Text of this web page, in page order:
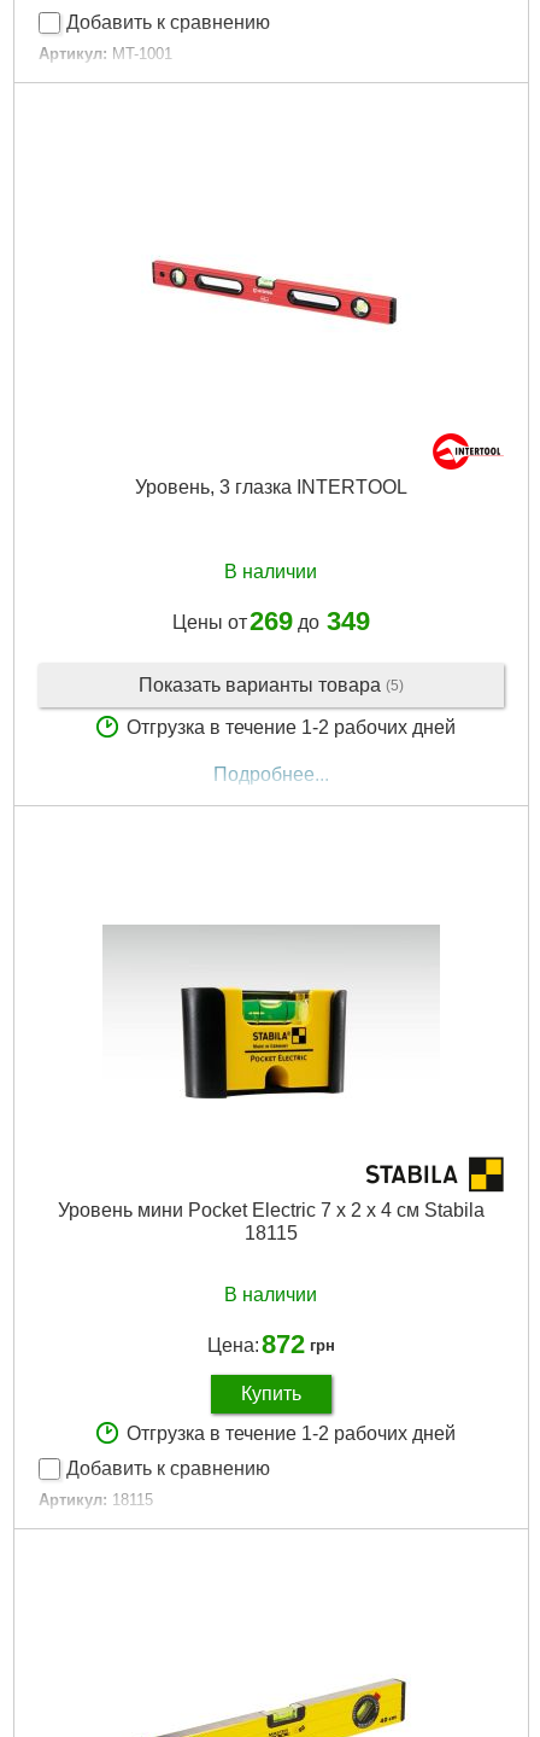
Добавить к сравнению
Артикул: MT-1001
Код товара: 10.01.19
Подробнее...
Уровень, 3 глазка INTERTOOL
В наличии
Цены от269до 349
Показать варианты товара (5)
Отгрузка в течение 1-2 рабочих дней
Подробнее...
Уровень мини Pocket Electric 7 х 2 х 4 см Stabila
18115
В наличии
Цена:872 грн
Купить
Отгрузка в течение 1-2 рабочих дней
Добавить к сравнению
Артикул: 18115
Код товара: 19.27.63